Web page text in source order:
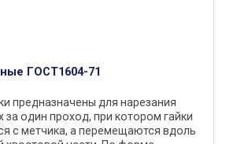
ГОСТ1604-71
предназначены для нарезания
за один проход, при котором гайки
с метчика, а перемещаются вдоль